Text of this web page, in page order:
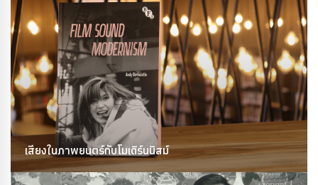
เสียงในภาพยนตร์กับโมเดิร์นนิสม์